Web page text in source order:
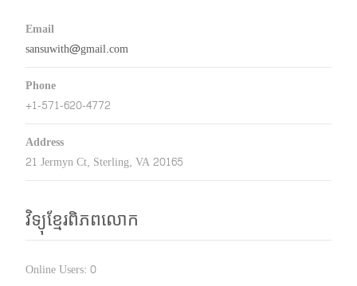
Email
sansuwith@gmail.com
Phone
+1-571-620-4772
Address
21 Jermyn Ct, Sterling, VA 20165
វិទ្យុខ្មែរពិភពលោក
Online Users: 0